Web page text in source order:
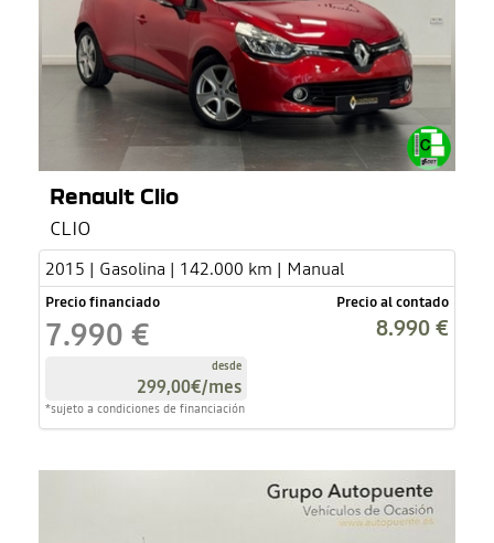
Renault Clio
CLIO
2015 | Gasolina | 142.000 km | Manual
Precio financiado
7.990 €
desde
299,00€/mes
*sujeto a condiciones de financiación
Precio al contado
8.990 €